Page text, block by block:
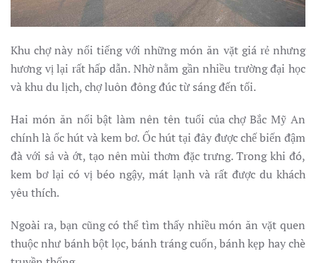
Khu chợ này nổi tiếng với những món ăn vặt giá rẻ nhưng
hương vị lại rất hấp dẫn. Nhờ nằm gần nhiều trường đại học
và khu du lịch, chợ luôn đông đúc từ sáng đến tối.
Hai món ăn nổi bật làm nên tên tuổi của chợ Bắc Mỹ An
chính là ốc hút và kem bơ. Ốc hút tại đây được chế biến đậm
đà với sả và ớt, tạo nên mùi thơm đặc trưng. Trong khi đó,
kem bơ lại có vị béo ngậy, mát lạnh và rất được du khách
yêu thích.
Ngoài ra, bạn cũng có thể tìm thấy nhiều món ăn vặt quen
thuộc như bánh bột lọc, bánh tráng cuốn, bánh kẹp hay chè